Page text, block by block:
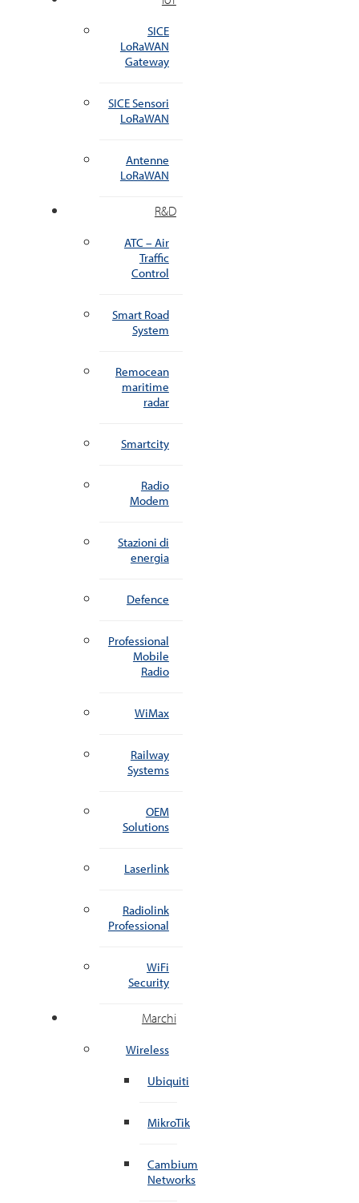
SICE
LoRaWAN
Gateway
SICE Sensori
LoRaWAN
Antenne
LoRaWAN
R&D
ATC – Air
Traffic
Control
Smart Road
System
Remocean
maritime
radar
Smartcity
Radio
Modem
Stazioni di
energia
Defence
Professional
Mobile
Radio
WiMax
Railway
Systems
OEM
Solutions
Laserlink
Radiolink
Professional
WiFi
Security
Marchi
Wireless
Ubiquiti
MikroTik
Cambium
Networks